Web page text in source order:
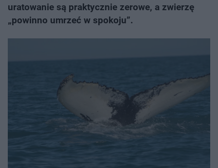
uratowanie są praktycznie zerowe, a zwierzę
„powinno umrzeć w spokoju”.